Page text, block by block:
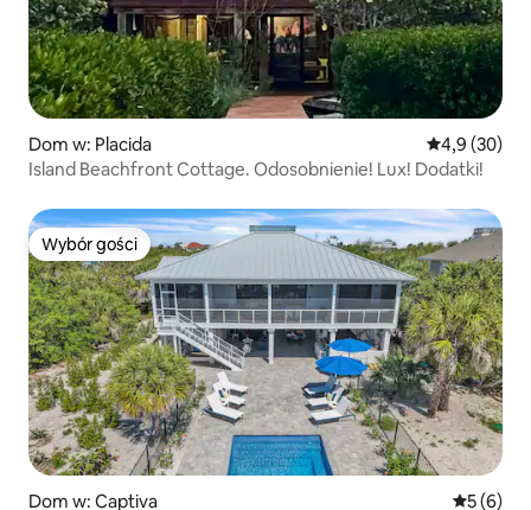
Dom w: Placida Średnia
4,9 (30)
Island Beachfront Cottage. Odosobnienie! Lux! Dodatki!
Wybór gości
Wybór gości
Dom w: Captiva Średnia
5 (6)